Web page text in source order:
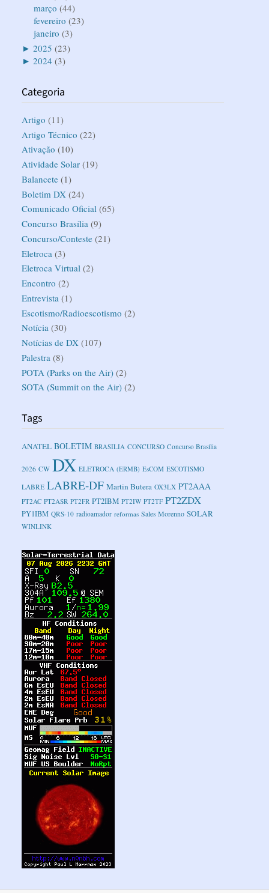
março (44)
fevereiro (23)
janeiro (3)
► 2025 (23)
► 2024 (3)
Categoria
Artigo (11)
Artigo Técnico (22)
Ativação (10)
Atividade Solar (19)
Balancete (1)
Boletim DX (24)
Comunicado Oficial (65)
Concurso Brasília (9)
Concurso/Conteste (21)
Eletroca (3)
Eletroca Virtual (2)
Encontro (2)
Entrevista (1)
Escotismo/Radioescotismo (2)
Notícia (30)
Notícias de DX (107)
Palestra (8)
POTA (Parks on the Air) (2)
SOTA (Summit on the Air) (2)
Tags
ANATEL BOLETIM BRASILIA CONCURSO Concurso Brasília
2026 CW DX ELETROCA (ERMB) EsCOM ESCOTISMO
LABRE LABRE-DF Martin Butera OX3LX PT2AAA
PT2AC PT2ASR PT2FR PT2IBM PT2IW PT2TF PT2ZDX
PY1IBM QRS-10 radioamador reformas Sales Morenno SOLAR
WINLINK